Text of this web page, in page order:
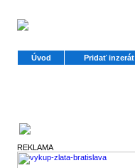
Úvod Pridať inzerát
REKLAMA